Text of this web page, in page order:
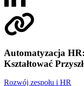
Automatyzacja
Kształtować
Rozwój zespołu i HR